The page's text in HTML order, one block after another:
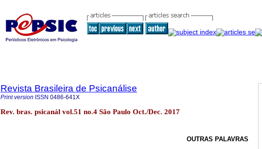
Revista Brasileira de Psicanálise
Print version ISSN 0486-641X
Rev. bras. psicanál vol.51 no.4 São Paulo Oct./Dec. 2017
OUTRAS PALAVRAS